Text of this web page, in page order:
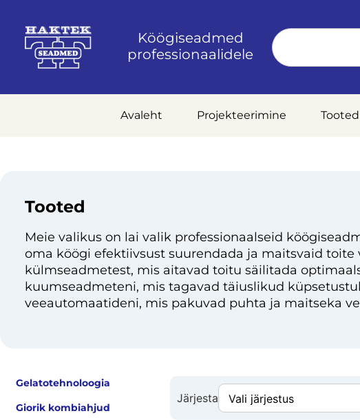
Köögiseadmed
professionaalidele
Avaleht Projekteerimine Tooted
Tooted
Meie valikus on lai valik professionaalseid
oma köögi efektiivsust suurendada ja maitsvaid toite
külmseadmetest, mis aitavad toitu säilitada
kuumseadmeteni, mis tagavad täiuslikud
veeautomaatideni, mis pakuvad puhta ja maitseka
Gelatotehnoloogia
Giorik kombiahjud
Järjesta